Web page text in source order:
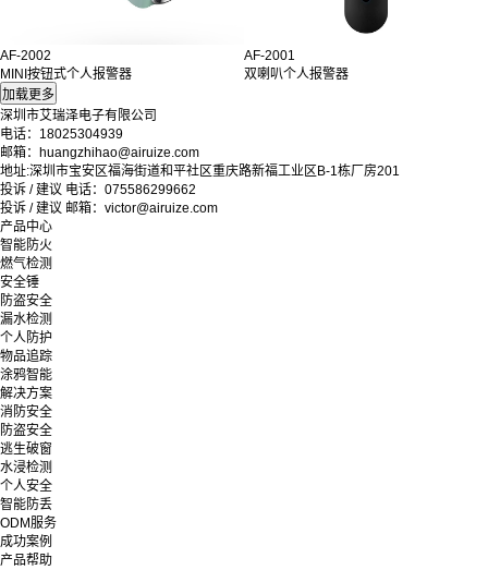
AF-2002
MINI按钮式个人报警器
AF-2001
双喇叭个人报警器
深圳市艾瑞泽电子有限公司
电话：18025304939
邮箱：huangzhihao@airuize.com
地址:深圳市宝安区福海街道和平社区重庆路新福工业区B-1栋厂房201
投诉 / 建议 电话：075586299662
投诉 / 建议 邮箱：victor@airuize.com
产品中心
智能防火
燃气检测
安全锤
防盗安全
漏水检测
个人防护
物品追踪
涂鸦智能
解决方案
消防安全
防盗安全
逃生破窗
水浸检测
个人安全
智能防丢
ODM服务
成功案例
产品帮助